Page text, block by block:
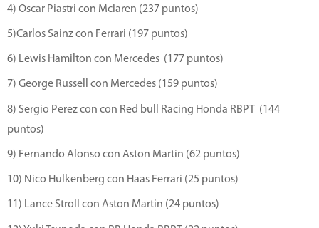
4) Oscar Piastri con Mclaren (237 puntos)
5)Carlos Sainz con Ferrari (197 puntos)
6) Lewis Hamilton con Mercedes (177 puntos)
7) George Russell con Mercedes (159 puntos)
8) Sergio Perez con con Red bull Racing Honda RBPT (144
puntos)
9) Fernando Alonso con Aston Martin (62 puntos)
10) Nico Hulkenberg con Haas Ferrari (25 puntos)
11) Lance Stroll con Aston Martin (24 puntos)